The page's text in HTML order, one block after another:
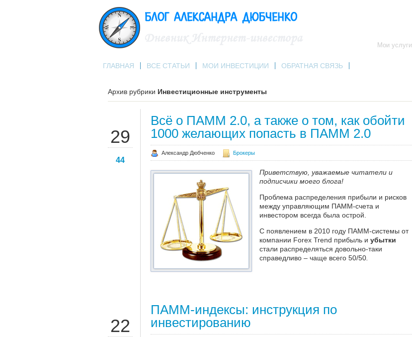
Мои услуги
ГЛАВНАЯ ВСЕ СТАТЬИ МОИ ИНВЕСТИЦИИ ОБРАТНАЯ СВЯЗЬ
Архив рубрики Инвестиционные инструменты
29
44
Всё о ПАММ 2.0, а также о том, как обойти
1000 желающих попасть в ПАММ 2.0
Александр Дюбченко Брокеры
Приветствую, уважаемые читатели и
подписчики моего блога!
Проблема распределения прибыли и рисков
между управляющим ПАММ-счета и
инвестором всегда была острой.
С появлением в 2010 году ПАММ-системы от
компании Forex Trend прибыль и убытки
стали распределяться довольно-таки
справедливо – чаще всего 50/50
22
ПАММ-индексы: инструкция по
инвестированию